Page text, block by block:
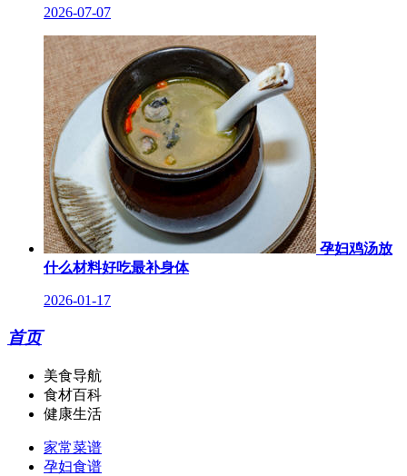
2026-07-07
孕妇鸡汤放
什么材料好吃最补身体
2026-01-17
首页
美食导航
食材百科
健康生活
家常菜谱
孕妇食谱